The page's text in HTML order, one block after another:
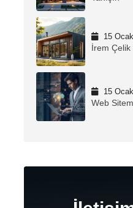
15
İrem Çelik
15
Web